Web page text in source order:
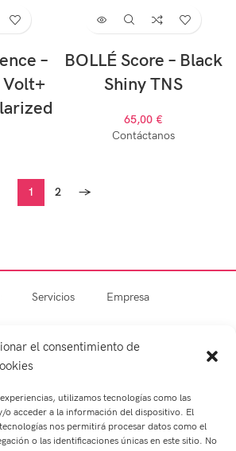
el consentimiento de
utilizamos tecnologías como las
o acceder a la información del dispositivo. El
nos permitirá procesar datos como el
o las identificaciones únicas en este sitio. No
–
BOLLÉ Score – Black
Shiny TNS
65,00 €
Contáctanos
1 2 →
Servicios Empresa